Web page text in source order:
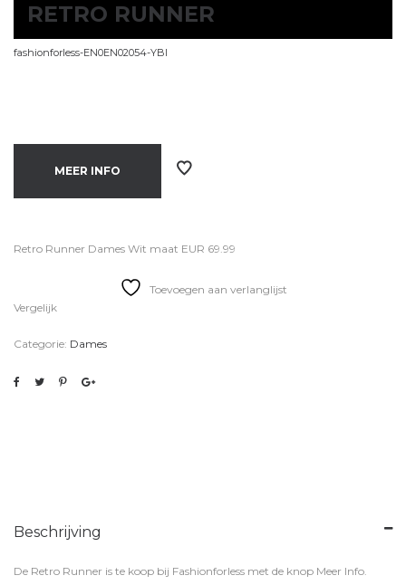
RETRO RUNNER
fashionforless-EN0EN02054-YBI
MEER INFO
Retro Runner Dames Wit maat EUR 69.99
Toevoegen aan verlanglijst
Vergelijk
Categorie: Dames
Beschrijving
De Retro Runner is te koop bij Fashionforless met de knop Meer Info.